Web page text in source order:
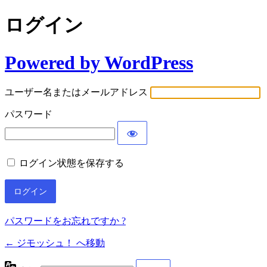
ログイン
Powered by WordPress
ユーザー名またはメールアドレス
パスワード
ログイン状態を保存する
パスワードをお忘れですか ?
← ジモッシュ！ へ移動